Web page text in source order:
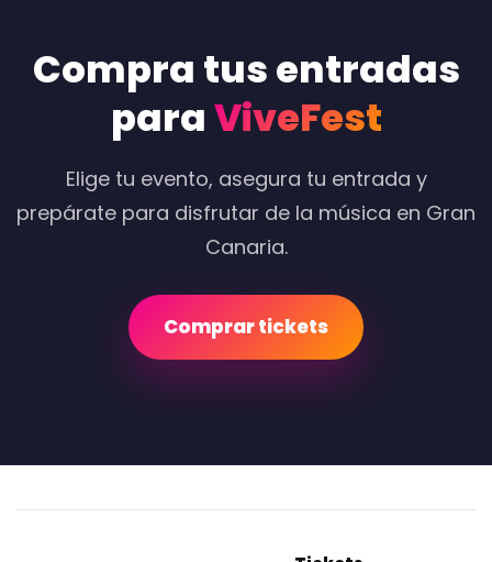
Compra tus entradas
paraViveFest
Elige tu evento, asegura tu entrada y
prepárate para disfrutar de la música en Gran
Canaria.
Comprar tickets